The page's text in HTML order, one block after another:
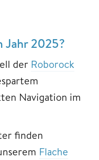
Jahr 2025?
der Roborock
Navigation im
finden
Flache